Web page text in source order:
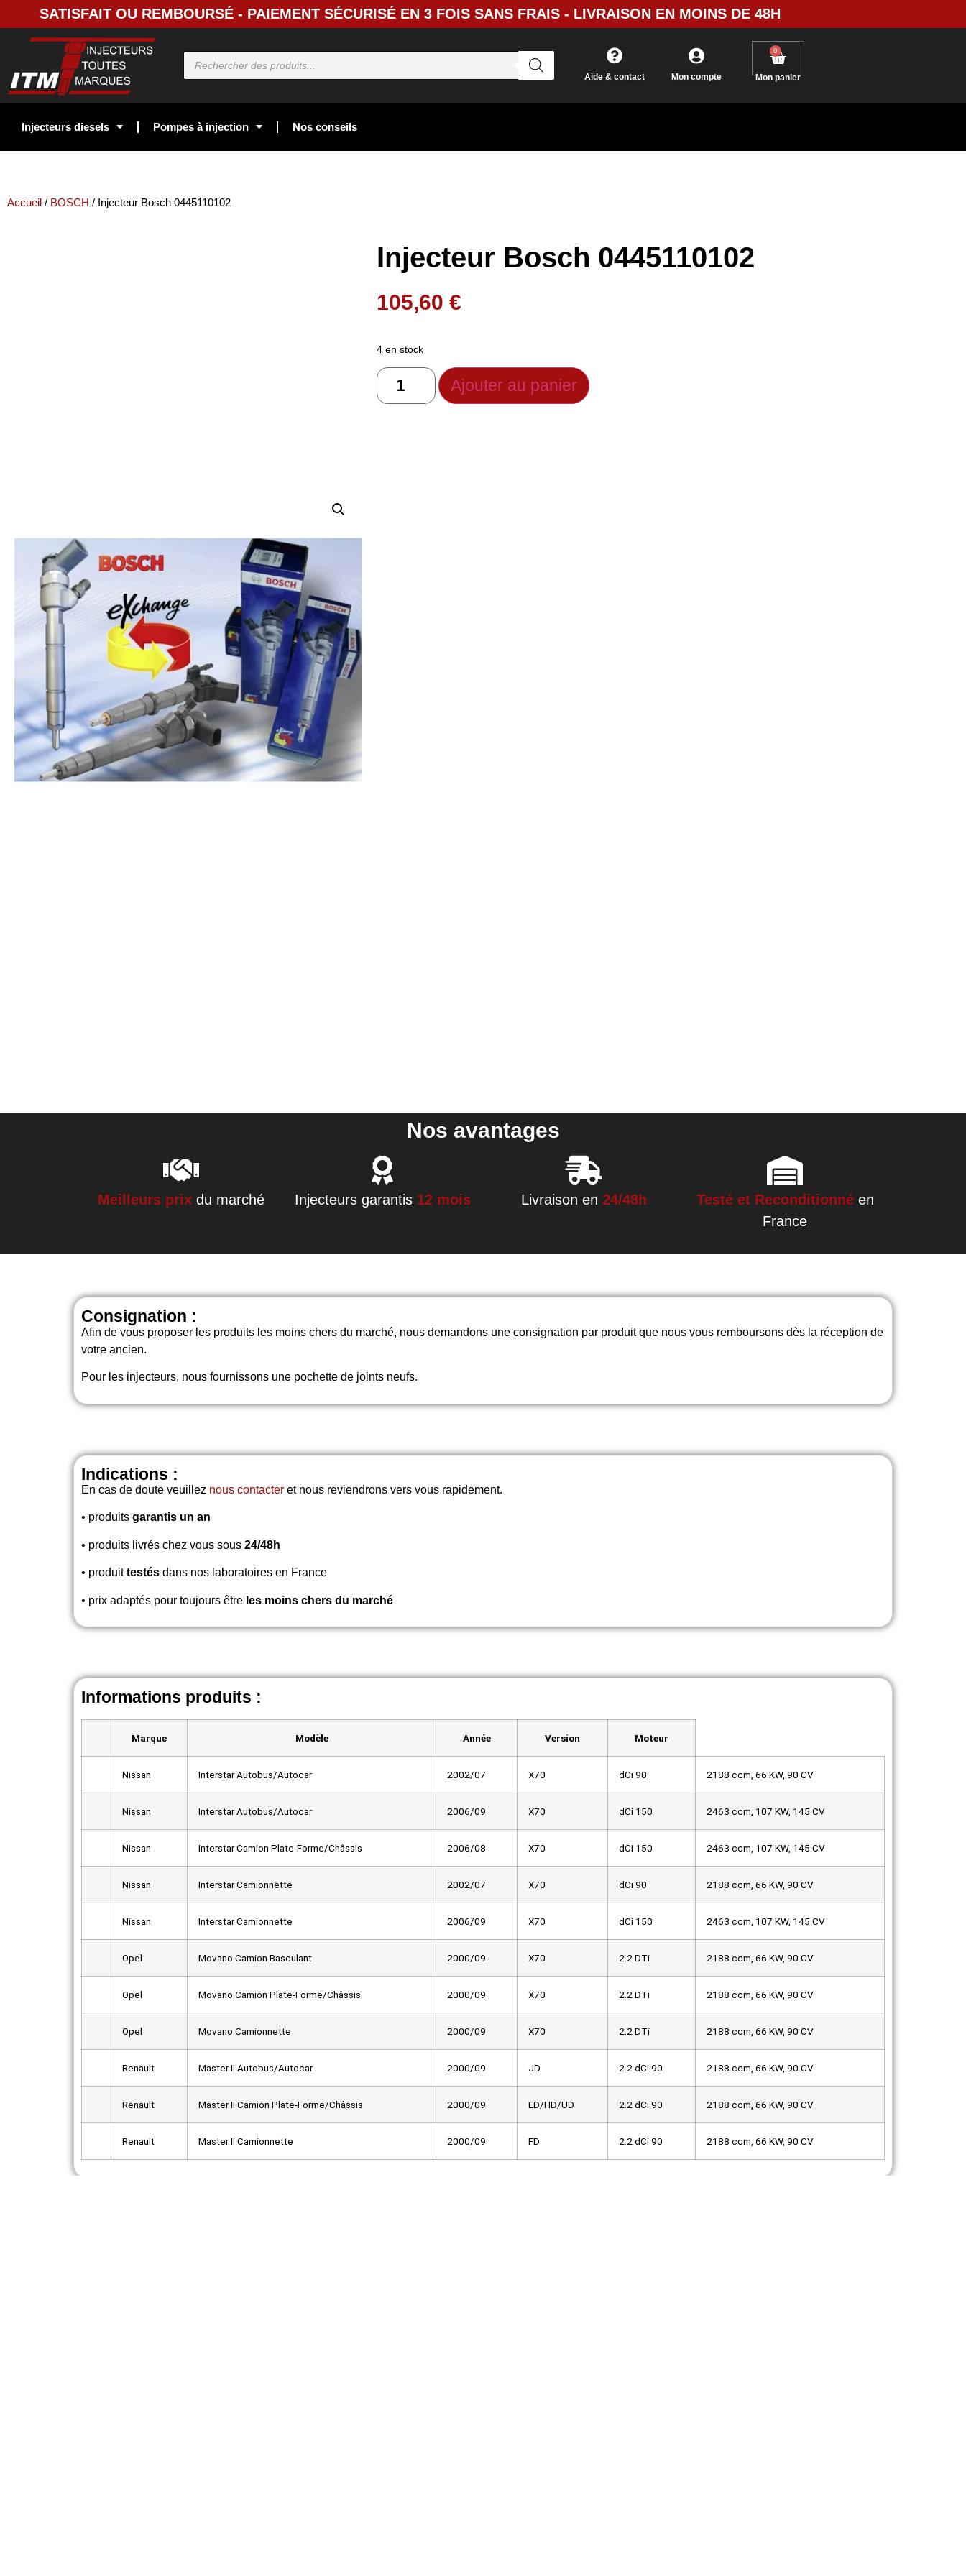
SATISFAIT OU REMBOURSÉ - PAIEMENT SÉCURISÉ EN 3 FOIS SANS FRAIS - LIVRAISON EN MOINS DE 48H
Aide & contact Mon compte
0
Mon panier
Injecteurs diesels Pompes à injection Nos conseils
Accueil / BOSCH / Injecteur Bosch 0445110102
Injecteur Bosch 0445110102
105,60 €
4 en stock
Ajouter au panier
Nos avantages
Meilleurs prix du marché Injecteurs garantis 12 mois Livraison en 24/48h Testé et Reconditionné en
France
Consignation :
Afin de vous proposer les produits les moins chers du marché, nous demandons une consignation par produit que nous vous remboursons dès la réception de
votre ancien.
Pour les injecteurs, nous fournissons une pochette de joints neufs.
Indications :
En cas de doute veuillez nous contacter et nous reviendrons vers vous rapidement.
• produits garantis un an
• produits livrés chez vous sous 24/48h
• produittestés dans nos laboratoires en France
• prix adaptés pour toujours être les moins chers du marché
Informations produits :
Marque Modèle Année Version Moteur
Nissan Interstar Autobus/Autocar 2002/07 X70 dCi 90 2188 ccm, 66 KW, 90 CV
Nissan Interstar Autobus/Autocar 2006/09 X70 dCi 150 2463 ccm, 107 KW, 145 CV
Nissan Interstar Camion Plate-Forme/Châssis 2006/08 X70 dCi 150 2463 ccm, 107 KW, 145 CV
Nissan Interstar Camionnette 2002/07 X70 dCi 90 2188 ccm, 66 KW, 90 CV
Nissan Interstar Camionnette 2006/09 X70 dCi 150 2463 ccm, 107 KW, 145 CV
Opel Movano Camion Basculant 2000/09 X70 2.2 DTi 2188 ccm, 66 KW, 90 CV
Opel Movano Camion Plate-Forme/Châssis 2000/09 X70 2.2 DTi 2188 ccm, 66 KW, 90 CV
Opel Movano Camionnette 2000/09 X70 2.2 DTi 2188 ccm, 66 KW, 90 CV
Renault Master II Autobus/Autocar 2000/09 JD 2.2 dCi 90 2188 ccm, 66 KW, 90 CV
Renault Master II Camion Plate-Forme/Châssis 2000/09 ED/HD/UD 2.2 dCi 90 2188 ccm, 66 KW, 90 CV
Renault Master II Camionnette 2000/09 FD 2.2 dCi 90 2188 ccm, 66 KW, 90 CV